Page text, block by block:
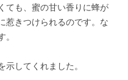
ても、蜜の甘い香りに蜂が
惹きつけられるのです。な
してくれました。